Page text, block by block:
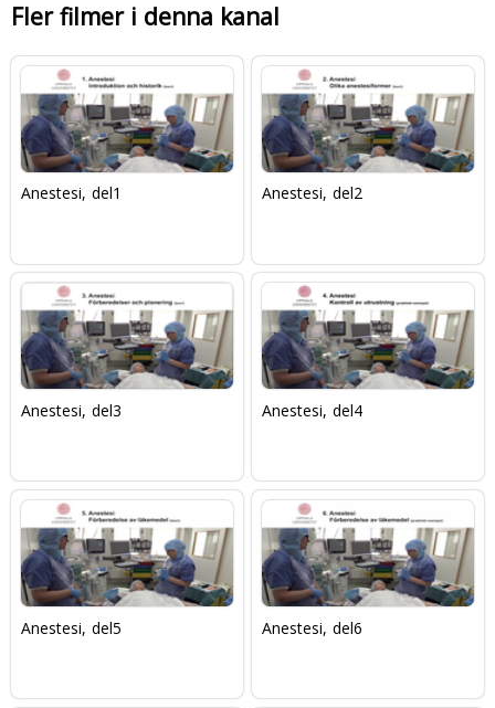
Fler filmer i denna kanal
Anestesi, del1 Anestesi, del2
Anestesi, del3 Anestesi, del4
Anestesi, del5 Anestesi, del6